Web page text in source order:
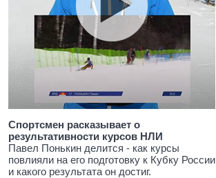
Спортсмен расказывает о
результативности курсов НЛИ
Павел Понькин делится - как курсы
повлияли на его подготовку к Кубку России
и какого результата он достиг.